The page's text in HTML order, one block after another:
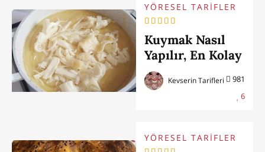
YÖRESEL TARİFLER
Kuymak Nasıl
Yapılır, En Kolay
Kuymak Tarifi
981
6
Kevserin Tarifleri
YÖRESEL TARİFLER